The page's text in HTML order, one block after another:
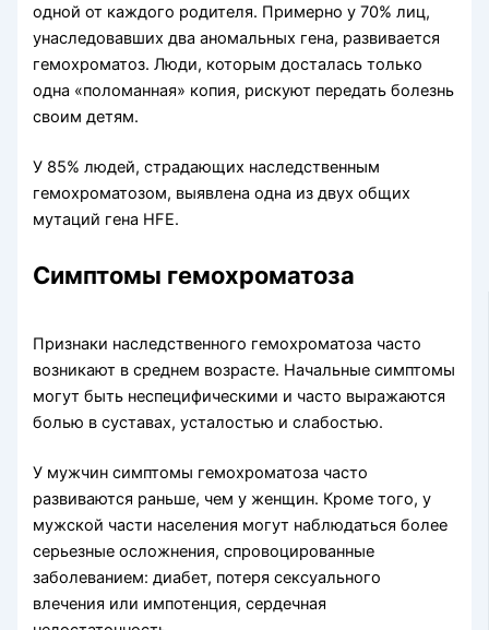
одной от каждого родителя. Примерно у 70% лиц,
унаследовавших два аномальных гена, развивается
гемохроматоз. Люди, которым досталась только
одна «поломанная» копия, рискуют передать болезнь
своим детям.
У 85% людей, страдающих наследственным
гемохроматозом, выявлена одна из двух общих
мутаций гена HFE.
Симптомы гемохроматоза
Признаки наследственного гемохроматоза часто
возникают в среднем возрасте. Начальные симптомы
могут быть неспецифическими и часто выражаются
болью в суставах, усталостью и слабостью.
У мужчин симптомы гемохроматоза часто
развиваются раньше, чем у женщин. Кроме того, у
мужской части населения могут наблюдаться более
серьезные осложнения, спровоцированные
заболеванием: диабет, потеря сексуального
влечения или импотенция, сердечная